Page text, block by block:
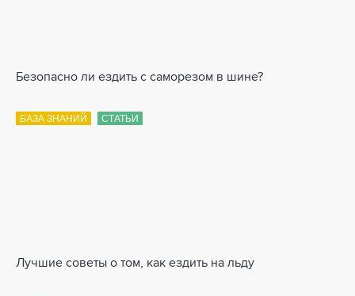
Безопасно ли ездить с саморезом в шине?
БАЗА ЗНАНИЙ СТАТЬИ
Лучшие советы о том, как ездить на льду